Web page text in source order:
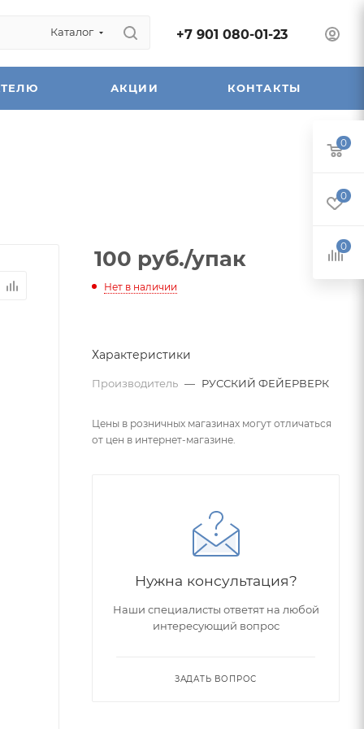
Каталог +7 901 080-01-23
АКЦИИ КОНТАКТЫ
100 руб./упак
Нет в наличии
Характеристики
Производитель — РУССКИЙ ФЕЙЕРВЕРК
Цены в розничных магазинах могут отличаться
от цен в интернет-магазине.
Нужна консультация?
Наши специалисты ответят на любой
интересующий вопрос
ЗАДАТЬ ВОПРОС
0
0
0